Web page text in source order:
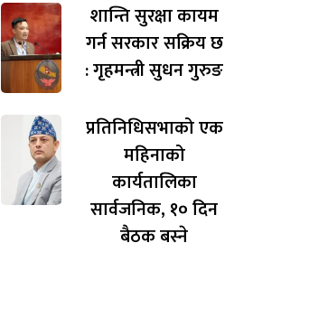
शान्ति सुरक्षा कायम
गर्न सरकार सक्रिय छ
: गृहमन्त्री सुधन गुरुङ
प्रतिनिधिसभाको एक
महिनाको
कार्यतालिका
सार्वजनिक, १० दिन
बैठक बस्ने